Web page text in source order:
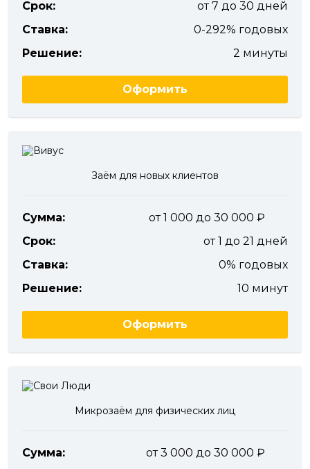
Срок:
от 7 до 30 дней
Ставка:
0-292% годовых
Решение:
2 минуты
Оформить
Заём для новых клиентов
Сумма:
от 1 000 до 30 000
Срок:
от 1 до 21 дней
Ставка:
0% годовых
Решение:
10 минут
Оформить
Микрозаём для физических лиц
Сумма:
от 3 000 до 30 000